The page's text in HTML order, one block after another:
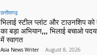
छत्तीसगढ़
भिलाई स्टील प्लांट और टाउनशिप
का बड़ा अभियान,,, भिलाई बचाओ
में स्वागत
Asia News Writer - August 8, 2026